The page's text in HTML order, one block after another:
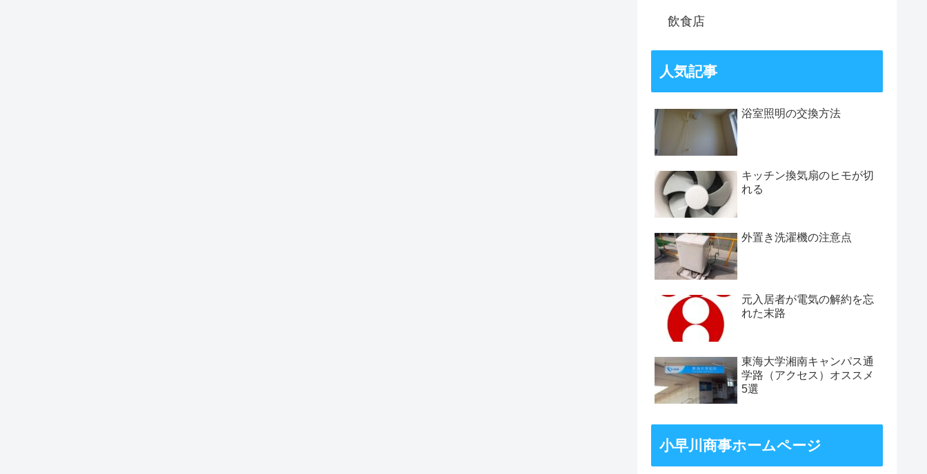
飲食店
人気記事
浴室照明の交換方法
キッチン換気扇のヒモが切
れる
外置き洗濯機の注意点
元入居者が電気の解約を忘
れた末路
東海大学湘南キャンパス通
学路（アクセス）オススメ
5選
小早川商事ホームページ